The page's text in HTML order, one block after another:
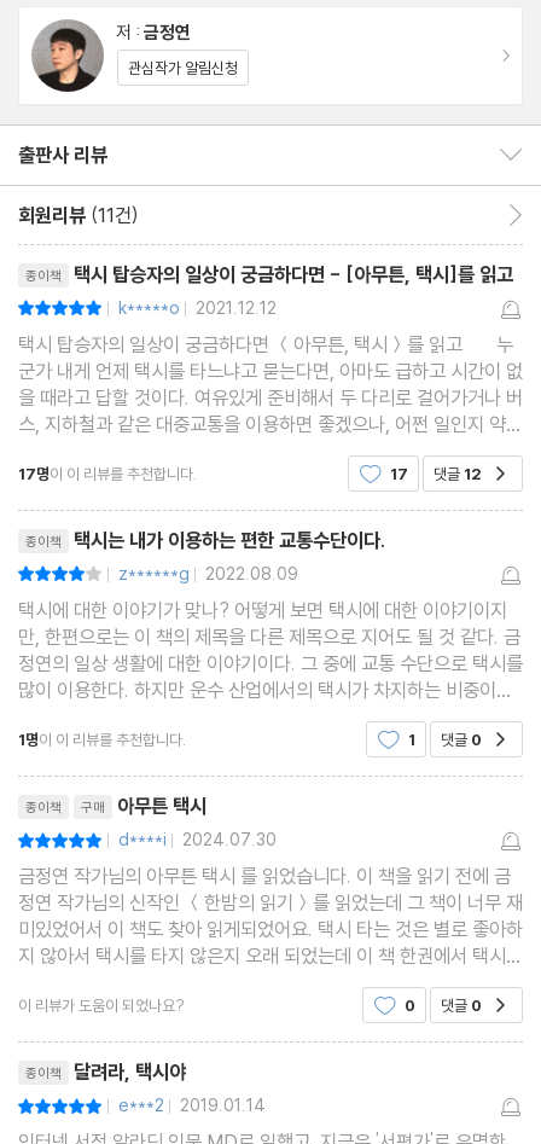
저 : 금정연
관심작가 알림신청
출판사 리뷰
회원리뷰 (11건)
종이책 택시 탑승자의 일상이 궁금하다면 - [아무튼, 택시]를 읽고
| k*****o | 2021.12.12
택시 탑승자의 일상이 궁금하다면 ＜아무튼, 택시＞를 읽고 누
군가 내게 언제 택시를 타느냐고 묻는다면, 아마도 급하고 시간이 없
을 때라고 답할 것이다. 여유있게 준비해서 두 다리로 걸어가거나 버
스, 지하철과 같은 대중교통을 이용하면 좋겠으나, 어쩐 일인지 약속
한 시간에 쫓겨 종종 택시를 불러 타곤 한다. 그럴때면 늘 타는 위치
가 바뀌면 보이는 풍경도 달라진다는
17명이 이 리뷰를 추천합니다. 17 댓글 12
종이책 택시는 내가 이용하는 편한 교통수단이다.
| z******g | 2022.08.09
택시에 대한 이야기가 맞나? 어떻게 보면 택시에 대한 이야기이지
만, 한편으로는 이 책의 제목을 다른 제목으로 지어도 될 것 같다. 금
정연의 일상 생활에 대한 이야기이다. 그 중에 교통 수단으로 택시를
많이 이용한다. 하지만 운수 산업에서의 택시가 차지하는 비중이나,
택시 기사가 저임금 고강도 노동에 처해있는 현실, 택시의 과거 기술
과 미래상 이런 내용에는 크게 관심이 없다.
1명이 이 리뷰를 추천합니다. 1 댓글 0
종이책 구매 아무튼 택시
| d****i | 2024.07.30
금정연 작가님의 아무튼 택시 를 읽었습니다. 이 책을 읽기 전에 금
정연 작가님의 신작인 ＜한밤의 읽기＞를 읽었는데 그 책이 너무 재
미있었어서 이 책도 찾아 읽게되었어요. 택시 타는 것은 별로 좋아하
지 않아서 택시를 타지 않은지 오래 되었는데 이 책 한권에서 택시
이야기를 잔뜩 읽었더니 저까지 택시를 탄 것 같은 느낌이 드네요ㅎ
ㅎ 재미있었어요. 다른 책들도 궁금해집니다.
이 리뷰가 도움이 되었나요? 0 댓글 0
종이책 달려라, 택시야
| e***2 | 2019.01.14